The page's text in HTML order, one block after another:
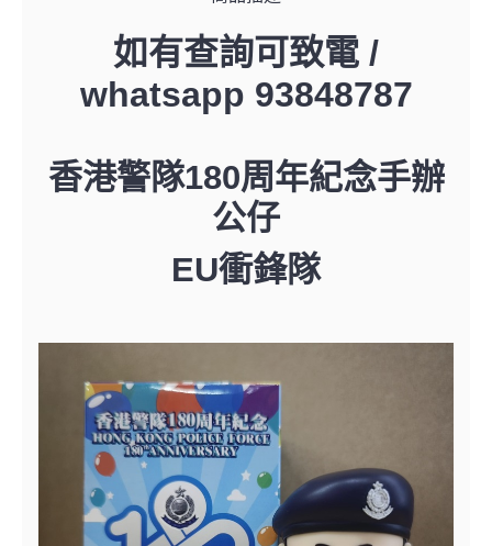
如有查詢可致電 /
whatsapp 93848787
香港警隊180周年紀念手辦
公仔
EU衝鋒隊